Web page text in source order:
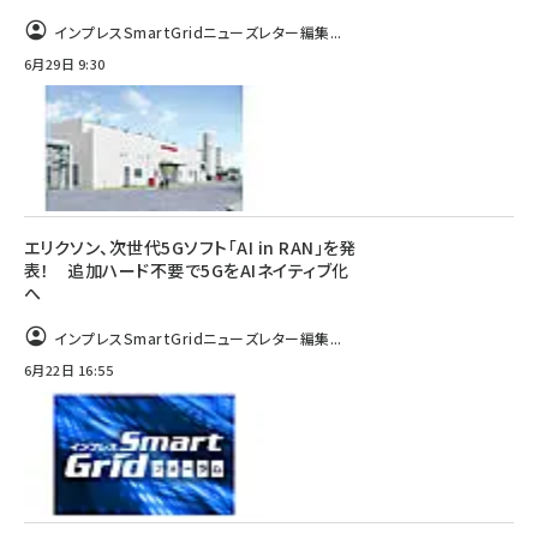
インプレスSmartGridニューズレター編集...
6月29日 9:30
エリクソン、次世代5Gソフト「AI in RAN」を発
表！ 追加ハード不要で5GをAIネイティブ化
へ
インプレスSmartGridニューズレター編集...
6月22日 16:55